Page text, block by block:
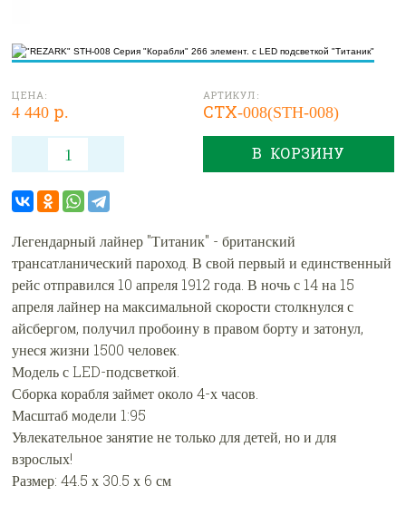
ЦЕНА:
4 440 р.
АРТИКУЛ:
СТХ-008(STH-008)
В КОРЗИНУ
Легендарный лайнер "Титаник" - британский
трансатланический пароход. В свой первый и единственный
рейс отправился 10 апреля 1912 года. В ночь с 14 на 15
апреля лайнер на максимальной скорости столкнулся с
айсбергом, получил пробоину в правом борту и затонул,
унеся жизни 1500 человек.
Модель с LED-подсветкой.
Сборка корабля займет около 4-х часов.
Масштаб модели 1:95
Увлекательное занятие не только для детей, но и для
взрослых!
Размер: 44.5 х 30.5 х 6 см